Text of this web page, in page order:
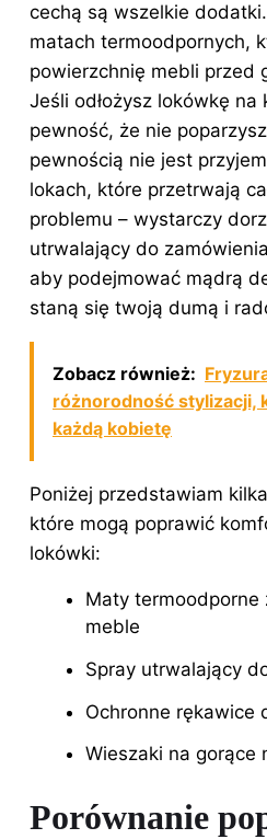
cechą są wszelkie
matach termoodpornych,
powierzchnię mebli przed
Jeśli odłożysz lokówkę na
pewność, że nie
pewnością nie jest
lokach, które przetrwają
problemu – wystarczy
utrwalający do
aby podejmować mądrą
staną się twoją dumą i
Zobacz również:
różnorodność stylizacji,
każdą kobietę
Poniżej przedstawiam
które mogą poprawić
lokówki:
Maty termoodporne
meble
Spray utrwalający
Ochronne rękawice
Wieszaki na gorące
Porównanie